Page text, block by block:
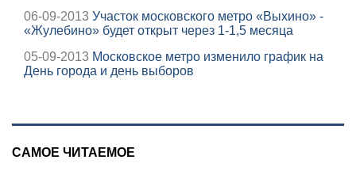
06-09-2013 Участок московского метро «Выхино» -
«Жулебино» будет открыт через 1-1,5 месяца
05-09-2013 Московское метро изменило график на
День города и день выборов
САМОЕ ЧИТАЕМОЕ